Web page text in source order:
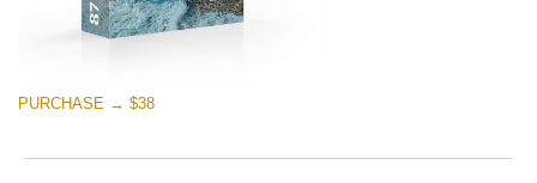
PURCHASE → $38